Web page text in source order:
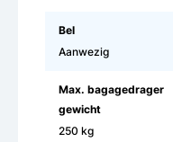
Bel
Aanwezig
Max. bagagedrager
gewicht
250 kg